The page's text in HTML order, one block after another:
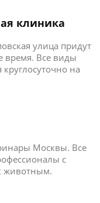
клиника
улица придут
время. Все виды
на
Москвы. Все
с
животным.